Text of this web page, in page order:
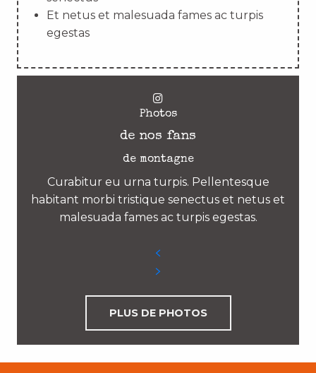
Et netus et malesuada fames ac turpis
egestas
Photos
de nos fans
de montagne
Curabitur eu urna turpis. Pellentesque
habitant morbi tristique senectus et netus et
malesuada fames ac turpis egestas.
PLUS DE PHOTOS